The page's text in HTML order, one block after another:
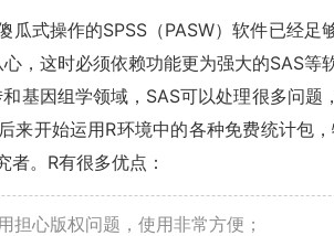
瓜式操作的SPSS（PASW）软件已经足
，这时必须依赖功能更为强大的SAS等
基因组学领域，SAS可以处理很多问题
来开始运用R环境中的各种免费统计包
。R有很多优点：
担心版权问题，使用非常方便；